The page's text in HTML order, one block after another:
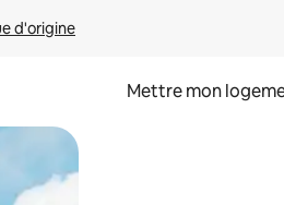
d'origine
Mettre mon